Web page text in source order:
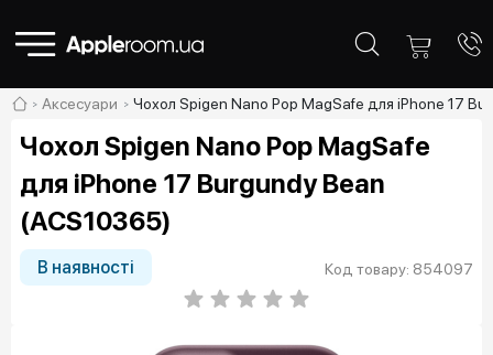
Аксесуари Чохол Spigen Nano Pop MagSafe для iPhone 17
Чохол Spigen Nano Pop MagSafe
для iPhone 17 Burgundy Bean
(ACS10365)
В наявності Код товару: 854097